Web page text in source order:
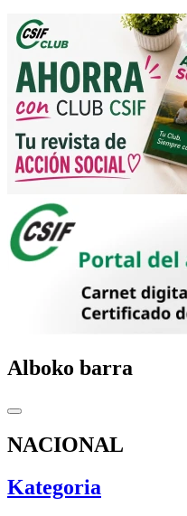
Alboko barra
NACIONAL
Kategoria